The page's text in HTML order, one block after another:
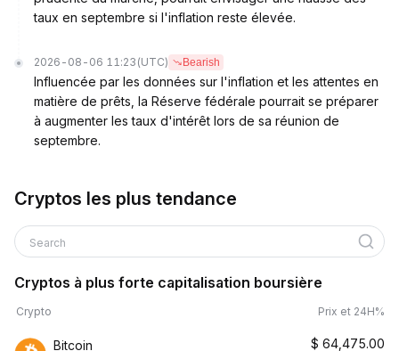
taux en septembre si l'inflation reste élevée.
2026-08-06 11:23 (UTC) Bearish
Influencée par les données sur l'inflation et les attentes en
matière de prêts, la Réserve fédérale pourrait se préparer
à augmenter les taux d'intérêt lors de sa réunion de
septembre.
Cryptos les plus tendance
Search
Cryptos à plus forte capitalisation boursière
Crypto Prix et 24H%
Bitcoin $ 64,475.00